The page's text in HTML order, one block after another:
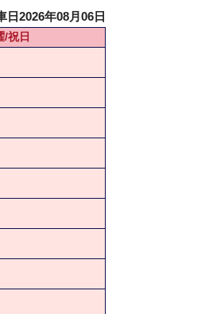
日2026年08月06日
/祝日